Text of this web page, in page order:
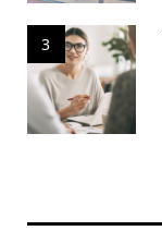
3